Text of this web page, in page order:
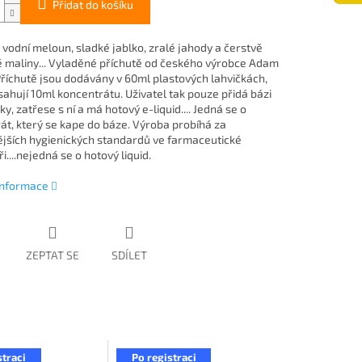
Přidat do košíku
meloun, sladké jablko, zralé jahody a čerstvě
maliny... Vyladěné příchutě od českého výrobce Adam
jsou dodávány v 60ml plastových lahvičkách,
10ml koncentrátu. Uživatel tak pouze přidá bázi
zatřese s ní a má hotový e-liquid.... Jedná se o
který se kape do báze. Výroba probíhá za
hygienických standardů ve farmaceutické
se o hotový liquid.
ZEPTAT SE SDÍLET
Po registraci